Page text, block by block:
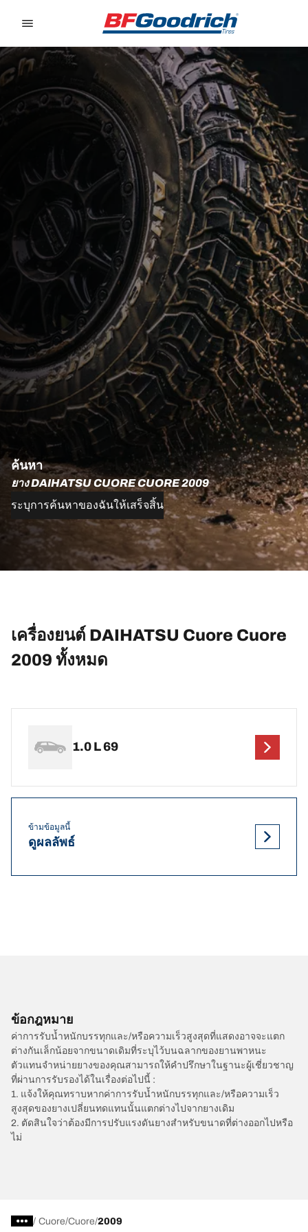
ค้นหา
ยาง DAIHATSU CUORE CUORE 2009
ระบุการค้นหาของฉันให้เสร็จสิ้น
เครื่องยนต์ DAIHATSU Cuore Cuore
2009 ทั้งหมด
1.0 L 69
ข้ามข้อมูลนี้
ดูผลลัพธ์
ข้อกฎหมาย
ค่าการรับน้ำหนักบรรทุกและ/หรือความเร็วสูงสุดที่แสดงอาจจะแตก
ต่างกันเล็กน้อยจากขนาดเดิมที่ระบุไว้บนฉลากของยานพาหนะ
ตัวแทนจำหน่ายยางของคุณสามารถให้คำปรึกษาในฐานะผู้เชี่ยวชาญ
ที่ผ่านการรับรองได้ในเรื่องต่อไปนี้ :
1. แจ้งให้คุณทราบหากค่าการรับน้ำหนักบรรทุกและ/หรือความเร็ว
สูงสุดของยางเปลี่ยนทดแทนนั้นแตกต่างไปจากยางเดิม
2. ตัดสินใจว่าต้องมีการปรับแรงดันยางสำหรับขนาดที่ต่างออกไปหรือ
ไม่
/ Cuore Cuore 2009